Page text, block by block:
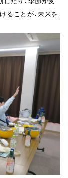
ることが、未来を